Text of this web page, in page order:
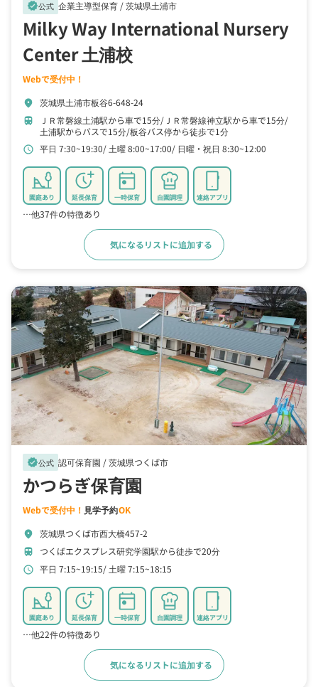
verified公式 企業主導型保育 /茨城県土浦市
Milky Way International Nursery
Center 土浦校
Webで受付中！
location_on 茨城県土浦市板谷6-648-24
train ＪＲ常磐線土浦駅から車で15分
ＪＲ常磐線神立駅から車で15分
土浦駅からバスで15分 板谷バス停から徒歩で1分
schedule 平日 7:30~19:30 土曜 8:00~17:00 日曜・祝日 8:30~12:00
園庭あり 延長保育 一時保育 自園調理 連絡アプリ
…他37件の特徴あり
気になるリストに追加する
verified公式 認可保育園 /茨城県つくば市
かつらぎ保育園
Webで受付中！ 見学予約OK
location_on 茨城県つくば市西大橋457-2
train つくばエクスプレス研究学園駅から徒歩で20分
schedule 平日 7:15~19:15 土曜 7:15~18:15
園庭あり 延長保育 一時保育 自園調理 連絡アプリ
…他22件の特徴あり
気になるリストに追加する